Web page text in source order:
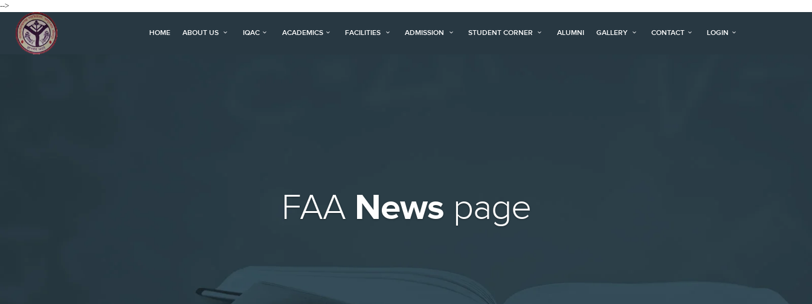
-->
HOME ABOUT US IQAC ACADEMICS FACILITIES ADMISSION STUDENT CORNER ALUMNI GALLERY CONTACT LOGIN
FAA News page